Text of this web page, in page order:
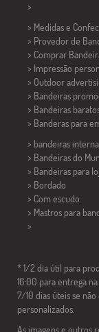
>
> Medidas e
> Provedor de
> Comprar
> Impressão
> Outdoor
> Bandeiras
> Bandeiras
> Banderas para
> bandeiras
> Bandeiras do
> Bandeiras para
> Bordado
> Com escudo
> Mastros para
>
* 1/2 dia útil para
16:00 para entrega
7/10 dias úteis se
personalizados.